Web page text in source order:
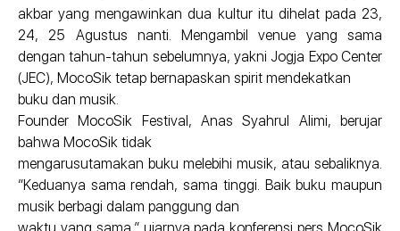
akbar yang mengawinkan dua kultur itu dihelat pada 23,
24, 25 Agustus nanti. Mengambil venue yang sama
dengan tahun-tahun sebelumnya, yakni Jogja Expo Center
(JEC), MocoSik tetap bernapaskan spirit mendekatkan
buku dan musik.
Founder MocoSik Festival, Anas Syahrul Alimi, berujar
bahwa MocoSik tidak
mengarusutamakan buku melebihi musik, atau sebaliknya.
“Keduanya sama rendah, sama tinggi. Baik buku maupun
musik berbagi dalam panggung dan